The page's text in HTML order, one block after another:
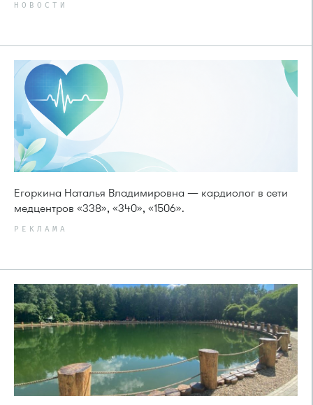
НОВОСТИ
Егоркина Наталья Владимировна — кардиолог в сети
медцентров «338», «340», «1506».
РЕКЛАМА